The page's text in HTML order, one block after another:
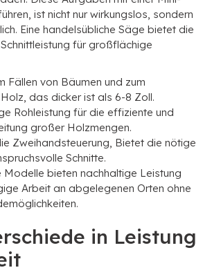
ist nicht nur wirkungslos, sondern
Eine handelsübliche Säge bietet die
für großflächige
Fällen von Bäumen und zum
das dicker ist als 6-8 Zoll.
Rohleistung für die effiziente und
großer Holzmengen.
Zweihandsteuerung, Bietet die nötige
Schnitte.
bieten nachhaltige Leistung
Arbeit an abgelegenen Orten ohne
in Leistung